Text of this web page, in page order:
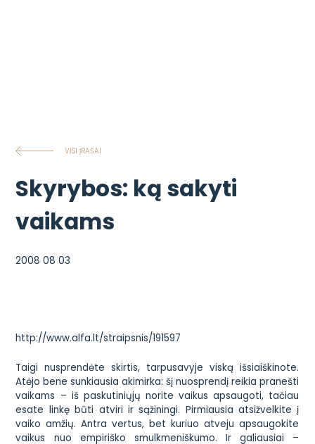
VISI ĮRAŠAI
Skyrybos: ką sakyti
vaikams
2008 08 03
http://www.alfa.lt/straipsnis/191597
Taigi nusprendėte skirtis, tarpusavyje viską išsiaiškinote.
Atėjo bene sunkiausia akimirka: šį nuosprendį reikia pranešti
vaikams – iš paskutiniųjų norite vaikus apsaugoti, tačiau
esate linkę būti atviri ir sąžiningi. Pirmiausia atsižvelkite į
vaiko amžių. Antra vertus, bet kuriuo atveju apsaugokite
vaikus nuo empiriško smulkmeniškumo. Ir galiausiai –